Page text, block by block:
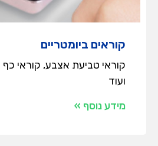
קוראים ביומטריים
קוראי טביעת אצבע, קוראי כף
ועוד
מידע נוסף »